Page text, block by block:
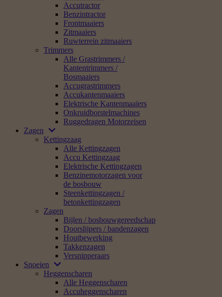
Accutractor
Benzintractor
Frontmaaiers
Zitmaaiers
Ruwterrein zitmaaiers
Trimmers
Alle Grastrimmers /
Kantentrimmers /
Bosmaaiers
Accugrastrimmers
Accukantenmaaiers
Elektrische Kantenmaaiers
Onkruidborstelmachines
Ruggedragen Motorzeisen
Zagen
Kettingzaag
Alle Kettingzagen
Accu Kettingzaag
Elektrische Kettingzagen
Benzinemotorzagen voor
de bosbouw
Steenkettingzagen /
betonkettingzagen
Zagen
Bijlen / bosbouwgereedschap
Doorslijpers / bandenzagen
Houtbewerking
Takkenzagen
Versnipperaars
Snoeien
Heggenscharen
Alle Heggenscharen
Accuheggenscharen